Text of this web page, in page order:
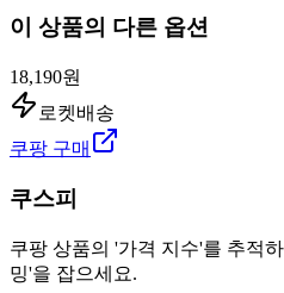
이 상품의 다른 옵션
18,190원
로켓배송
쿠팡 구매
쿠스피
쿠팡 상품의 '가격 지수'를 추적
밍'을 잡으세요.